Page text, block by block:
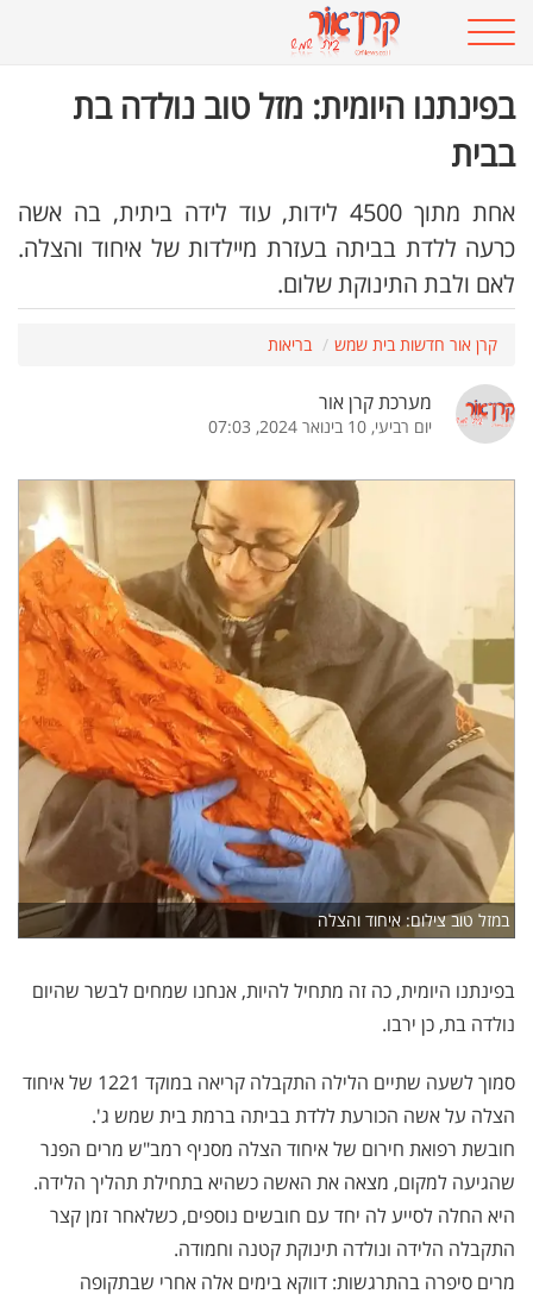
בפינתנו היומית: מזל טוב נולדה בת
בבית
אחת מתוך 4500 לידות, עוד לידה ביתית, בה אשה
כרעה ללדת בביתה בעזרת מיילדות של איחוד והצלה.
לאם ולבת התינוקת שלום.
קרן אור חדשות בית שמש בריאות
מערכת קרן אור
יום רביעי, 10 בינואר 2024, 07:03
במזל טוב צילום: איחוד והצלה
בפינתנו היומית, כה זה מתחיל להיות, אנחנו שמחים לבשר שהיום
נולדה בת, כן ירבו.
סמוך לשעה שתיים הלילה התקבלה קריאה במוקד 1221 של איחוד
הצלה על אשה הכורעת ללדת בביתה ברמת בית שמש ג'.
חובשת רפואת חירום של איחוד הצלה מסניף רמב"ש מרים הפנר
שהגיעה למקום, מצאה את האשה כשהיא בתחילת תהליך הלידה.
היא החלה לסייע לה יחד עם חובשים נוספים, כשלאחר זמן קצר
התקבלה הלידה ונולדה תינוקת קטנה וחמודה.
מרים סיפרה בהתרגשות: דווקא בימים אלה אחרי שבתקופה